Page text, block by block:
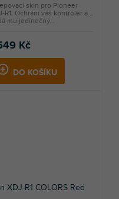
Kč
DO KOŠÍKU
skin pro Pioneer
R1. Ochrání váš kontroler a
mu jedinečný...
XDJ-R1 COLORS Red